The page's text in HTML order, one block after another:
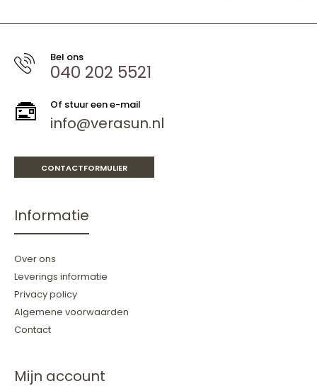
Bel ons
040 202 5521
Of stuur een e-mail
info@verasun.nl
CONTACTFORMULIER
Informatie
Over ons
Leverings informatie
Privacy policy
Algemene voorwaarden
Contact
Mijn account